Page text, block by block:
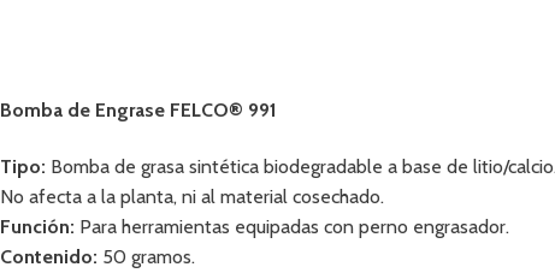
Bomba de Engrase FELCO® 991
Tipo: Bomba de grasa sintética biodegradable a base de litio/
No afecta a la planta, ni al material cosechado.
Función: Para herramientas equipadas con perno engrasador.
Contenido: 50 gramos.